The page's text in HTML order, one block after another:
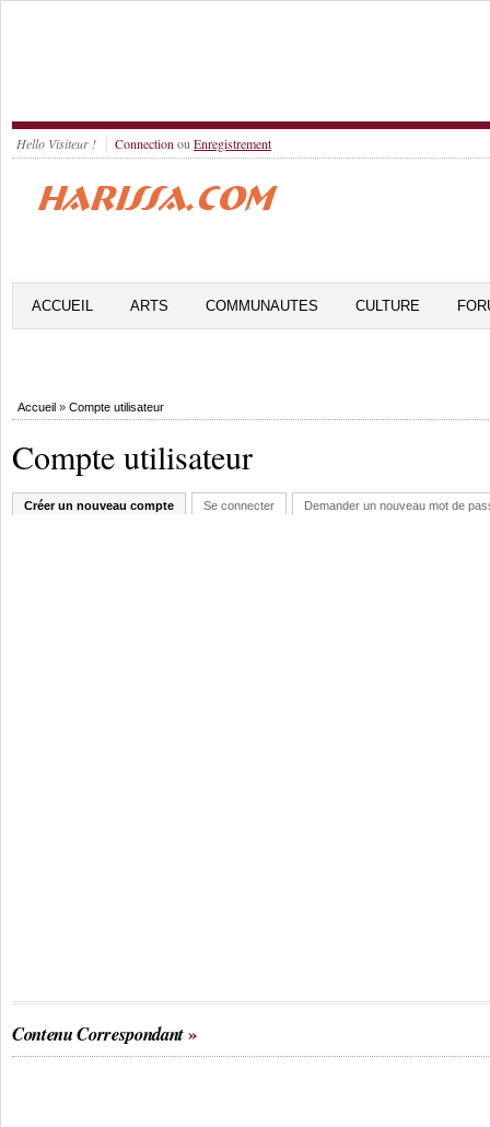
Hello Visiteur ! Connection ou Enregistrement
ACCUEIL ARTS COMMUNAUTES CULTURE
Accueil » Compte utilisateur
Compte utilisateur
Créer un nouveau compte Se connecter Demander un nouveau mot de
Contenu Correspondant